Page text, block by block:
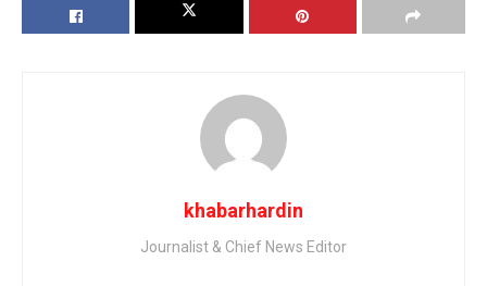
khabarhardin
Journalist & Chief News Editor